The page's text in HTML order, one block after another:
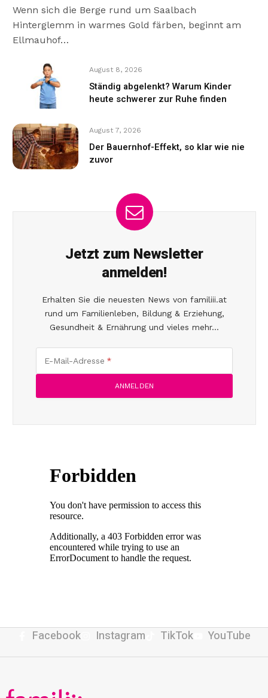
Wenn sich die Berge rund um Saalbach
Hinterglemm in warmes Gold färben, beginnt am
Ellmauhof…
August 8, 2026
Ständig abgelenkt? Warum Kinder
heute schwerer zur Ruhe finden
August 7, 2026
Der Bauernhof-Effekt, so klar wie nie
zuvor
Jetzt zum Newsletter
anmelden!
Erhalten Sie die neuesten News von familiii.at
rund um Familienleben, Bildung & Erziehung,
Gesundheit & Ernährung und vieles mehr...
E-Mail-Adresse
Facebook Instagram TikTok YouTube